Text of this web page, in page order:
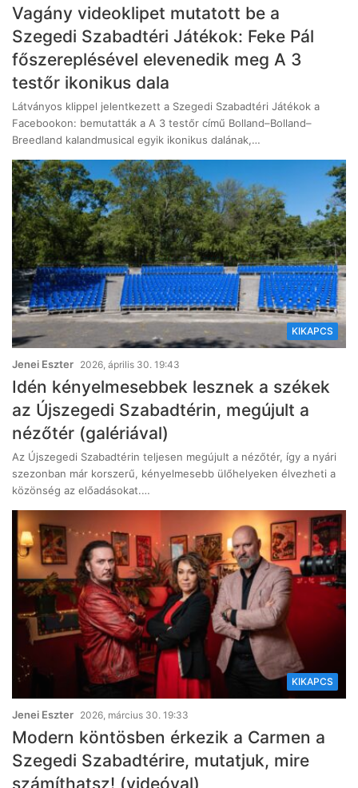
Vagány videoklipet mutatott be a
Szegedi Szabadtéri Játékok: Feke Pál
főszereplésével elevenedik meg A 3
testőr ikonikus dala
Látványos klippel jelentkezett a Szegedi Szabadtéri Játékok a
Facebookon: bemutatták a A 3 testőr című Bolland–Bolland–
Breedland kalandmusical egyik ikonikus dalának,…
KIKAPCS
Jenei Eszter 2026, április 30. 19:43
Idén kényelmesebbek lesznek a székek
az Újszegedi Szabadtérin, megújult a
nézőtér (galériával)
Az Újszegedi Szabadtérin teljesen megújult a nézőtér, így a nyári
szezonban már korszerű, kényelmesebb ülőhelyeken élvezheti a
közönség az előadásokat.…
KIKAPCS
Jenei Eszter 2026, március 30. 19:33
Modern köntösben érkezik a Carmen a
Szegedi Szabadtérire, mutatjuk, mire
számíthatsz! (videóval)